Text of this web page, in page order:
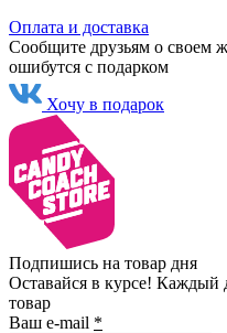
Оплата и доставка
Сообщите друзьям о своем
ошибутся с подарком
Хочу в подарок
Подпишись на товар дня
Оставайся в курсе! Каждый
товар
Ваш e-mail *